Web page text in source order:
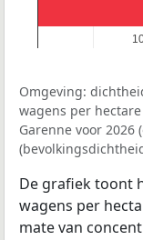
Omgeving:
wagens per
Garenne voor 2026
De grafiek toont
wagens per
mate van